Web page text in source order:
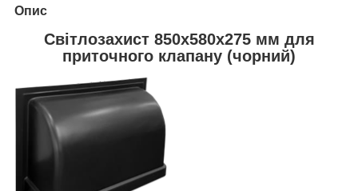
Опис
Світлозахист 850x580x275 мм для
приточного клапану (чорний)